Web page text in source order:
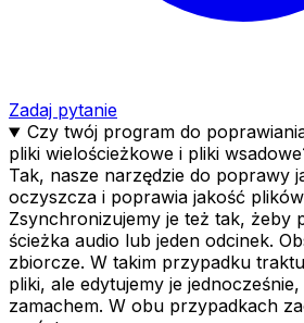
Zadaj pytanie
Czy twój program do
pliki wielościeżkowe i pliki
Tak, nasze narzędzie do poprawy
oczyszcza i poprawia jakość
Zsynchronizujemy je też tak, żeby
ścieżka audio lub jeden odcinek.
zbiorcze. W takim przypadku
pliki, ale edytujemy je
zamachem. W obu przypadkach